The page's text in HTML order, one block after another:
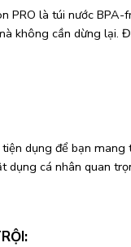
PRO là túi nước
không cần dừng lại.
dụng để bạn
dụng cá nhân quan